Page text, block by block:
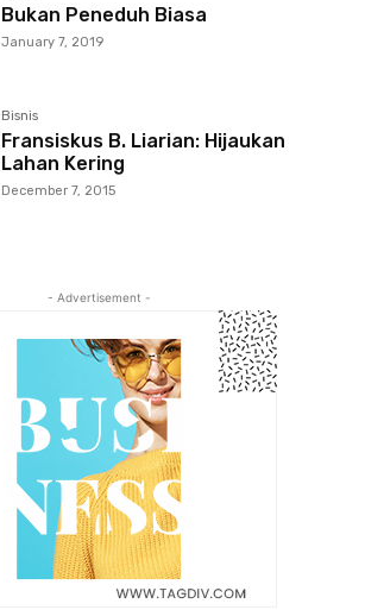
Bukan Peneduh Biasa
January 7, 2019
Bisnis
Fransiskus B. Liarian: Hijaukan
Lahan Kering
December 7, 2015
- Advertisement -